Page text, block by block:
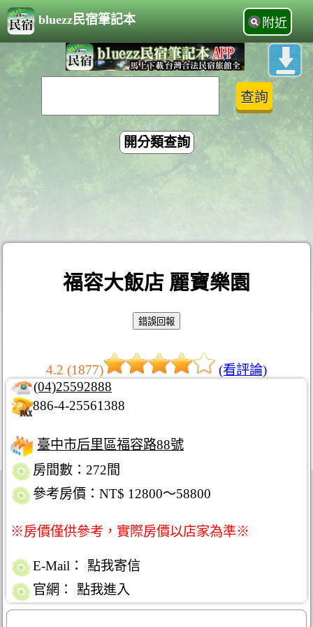
bluezz民宿筆記本 附近
開分類查詢
福容大飯店 麗寶樂園
4.2 (1877)
(看評論)
(04)25592888
886-4-25561388
臺中市后里區福容路88號
房間數：272間
參考房價：NT$ 12800～58800
※房價僅供參考，實際房價以店家為準※
E-Mail：
點我寄信
官網：
點我進入